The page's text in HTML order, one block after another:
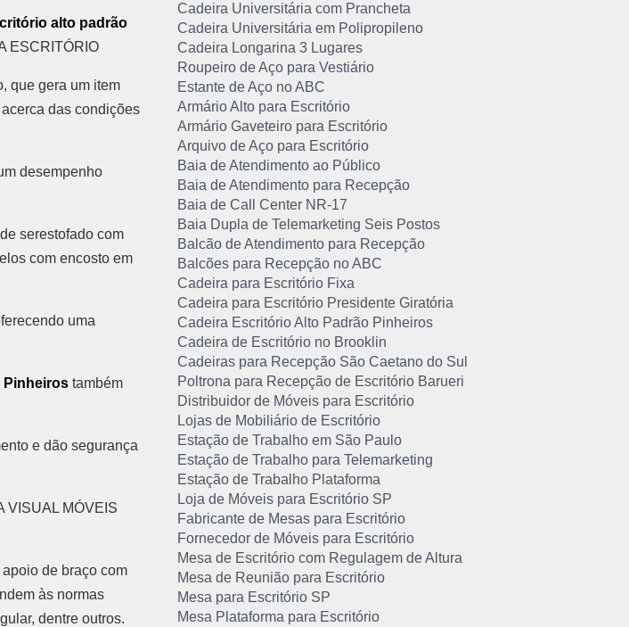
alto padrão
ESCRITÓRIO
que gera um item
das condições
desempenho
serestofado com
com encosto em
uma
Pinheiros também
e dão segurança
VISUAL MÓVEIS
de braço com
às normas
dentre outros.
Cadeira Universitária com Prancheta
Cadeira Universitária em Polipropileno
Cadeira Longarina 3 Lugares
Roupeiro de Aço para Vestiário
Estante de Aço no ABC
Armário Alto para Escritório
Armário Gaveteiro para Escritório
Arquivo de Aço para Escritório
Baia de Atendimento ao Público
Baia de Atendimento para Recepção
Baia de Call Center NR-17
Baia Dupla de Telemarketing Seis Postos
Balcão de Atendimento para Recepção
Balcões para Recepção no ABC
Cadeira para Escritório Fixa
Cadeira para Escritório Presidente Giratória
Cadeira Escritório Alto Padrão Pinheiros
Cadeira de Escritório no Brooklin
Cadeiras para Recepção São Caetano do Sul
Poltrona para Recepção de Escritório Barueri
Distribuidor de Móveis para Escritório
Lojas de Mobiliário de Escritório
Estação de Trabalho em São Paulo
Estação de Trabalho para Telemarketing
Estação de Trabalho Plataforma
Loja de Móveis para Escritório SP
Fabricante de Mesas para Escritório
Fornecedor de Móveis para Escritório
Mesa de Escritório com Regulagem de Altura
Mesa de Reunião para Escritório
Mesa para Escritório SP
Mesa Plataforma para Escritório